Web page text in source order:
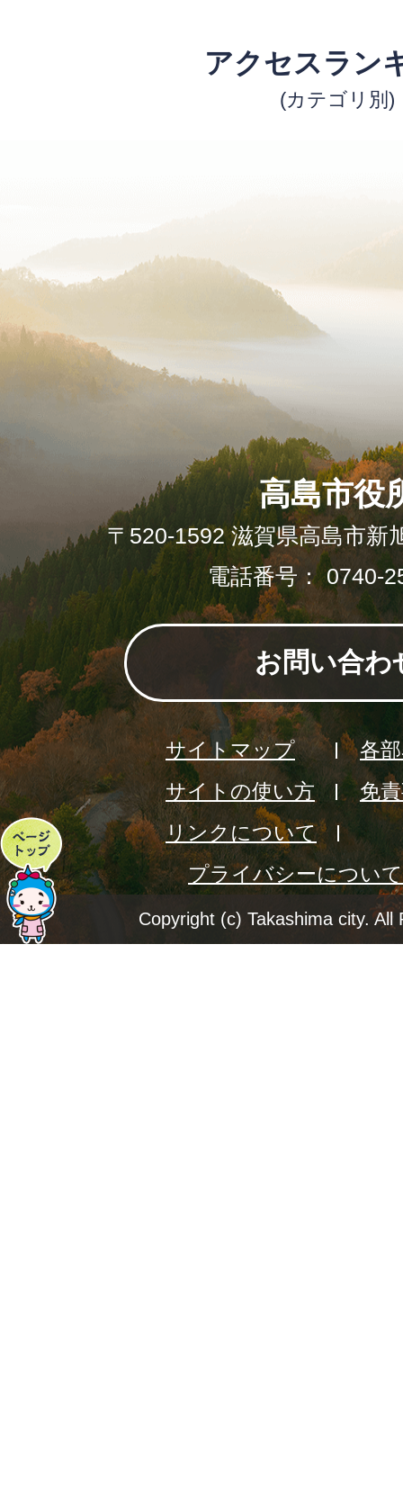
アクセスラン
(カテゴリ別)
ペ
ー
ジ
高島市役
〒520-1592 滋賀県高島市新
電話番号： 0740-
お問い合わ
サイトマップ
各
サイトの使い方
免
リンクについて
プライバシーについて
Copyright (c) Takashima city. All